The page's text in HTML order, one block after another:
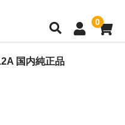
0
国内純正品